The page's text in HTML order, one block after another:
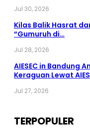
Jul 30, 2026
Kilas Balik Hasrat
“Gumuruh di…
Jul 28, 2026
AIESEC in Bandung
Keraguan Lewat
Jul 27, 2026
TERPOPULER